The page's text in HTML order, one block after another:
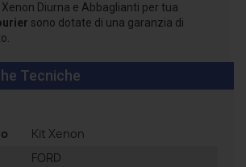
Diurna e Abbaglianti per tua
sono dotate di una garanzia di
Tecniche
Kit Xenon
FORD